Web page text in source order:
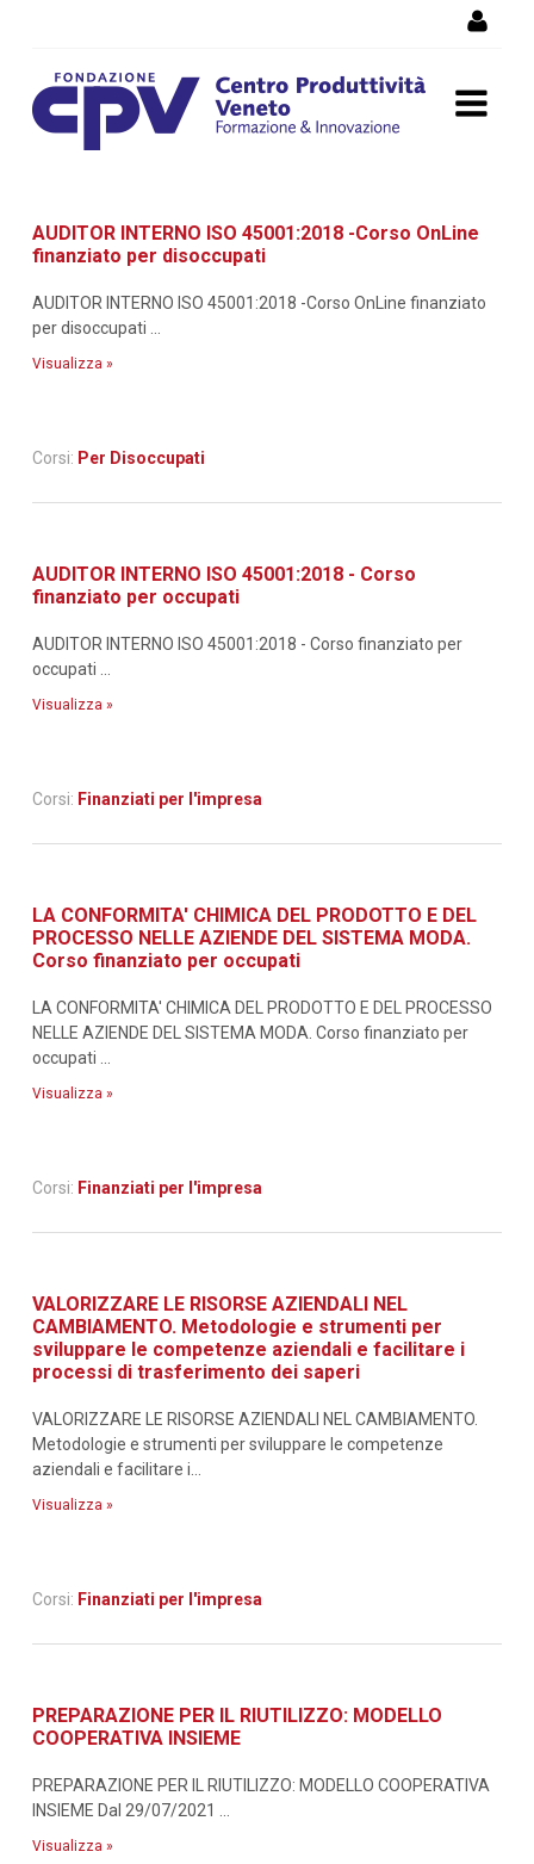
formazione
AUDITOR INTERNO ISO 45001:2018 -Corso OnLine
finanziato per disoccupati
AUDITOR INTERNO ISO 45001:2018 -Corso OnLine finanziato
per disoccupati ...
Visualizza »
Corsi: Per Disoccupati
AUDITOR INTERNO ISO 45001:2018 - Corso
finanziato per occupati
AUDITOR INTERNO ISO 45001:2018 - Corso finanziato per
occupati ...
Visualizza »
Corsi: Finanziati per l'impresa
LA CONFORMITA' CHIMICA DEL PRODOTTO E DEL
PROCESSO NELLE AZIENDE DEL SISTEMA MODA.
Corso finanziato per occupati
LA CONFORMITA' CHIMICA DEL PRODOTTO E DEL PROCESSO
NELLE AZIENDE DEL SISTEMA MODA. Corso finanziato per
occupati ...
Visualizza »
Corsi: Finanziati per l'impresa
VALORIZZARE LE RISORSE AZIENDALI NEL
CAMBIAMENTO. Metodologie e strumenti per
sviluppare le competenze aziendali e facilitare i
processi di trasferimento dei saperi
VALORIZZARE LE RISORSE AZIENDALI NEL CAMBIAMENTO.
Metodologie e strumenti per sviluppare le competenze
aziendali e facilitare i...
Visualizza »
Corsi: Finanziati per l'impresa
PREPARAZIONE PER IL RIUTILIZZO: MODELLO
COOPERATIVA INSIEME
PREPARAZIONE PER IL RIUTILIZZO: MODELLO COOPERATIVA
INSIEME Dal 29/07/2021 ...
Visualizza »